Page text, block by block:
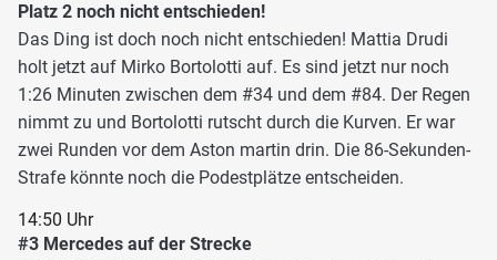
Platz 2 noch nicht entschieden!
Das Ding ist doch noch nicht entschieden! Mattia Drudi
holt jetzt auf Mirko Bortolotti auf. Es sind jetzt nur noch
1:26 Minuten zwischen dem #34 und dem #84. Der Regen
nimmt zu und Bortolotti rutscht durch die Kurven. Er war
zwei Runden vor dem Aston martin drin. Die 86-Sekunden-
Strafe könnte noch die Podestplätze entscheiden.
14:50 Uhr
#3 Mercedes auf der Strecke